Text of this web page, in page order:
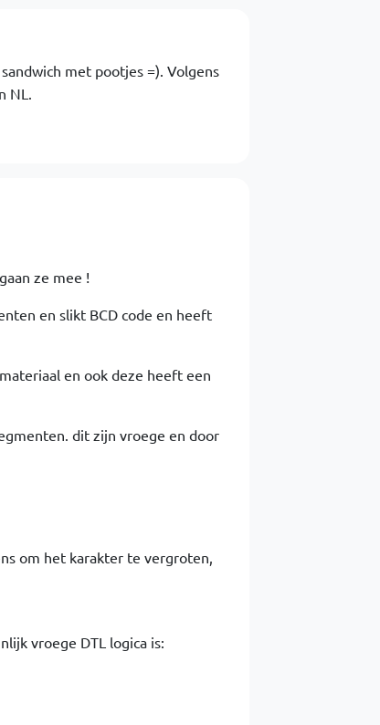
met pootjes =). Volgens
NL.
ze mee !
en slikt BCD code en heeft
en ook deze heeft een
dit zijn vroege en door
om het karakter te vergroten,
vroege DTL logica is: